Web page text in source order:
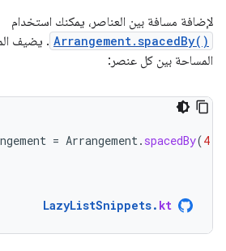
لإضافة مسافة بين العناصر، يمكنك استخدام
Arrangement.spacedBy() . يضيف
المساحة بين كل عنصر:
= Arrangement. spacedBy(4.
LazyListSnippets. kt